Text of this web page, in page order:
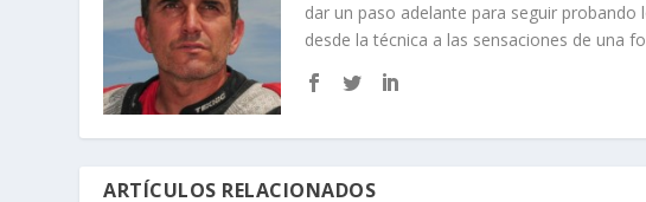
dar un paso adelante para seguir
desde la técnica a las sensaciones de una
ARTÍCULOS RELACIONADOS